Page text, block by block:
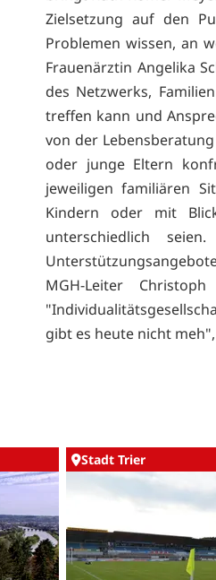
Zielsetzung auf den
Problemen wissen, an
Frauenärztin Angelika
des Netzwerks,
treffen kann und
von der
oder junge Eltern
jeweiligen familiären
Kindern oder mit
unterschiedlich
MGH-Leiter
gibt es heute nicht
Stadt Trier